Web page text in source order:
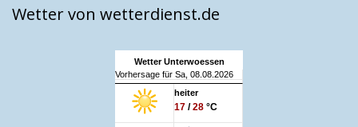
Wetter von wetterdienst.de
Wetter Unterwoessen
Vorhersage für Sa, 08.08.2026
heiter
17 /28 °C